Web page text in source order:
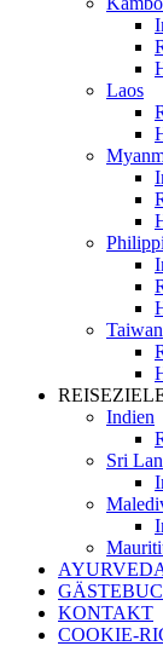
Laos
Taiwan
Indien
Sri
KONTAKT
COOKIE-